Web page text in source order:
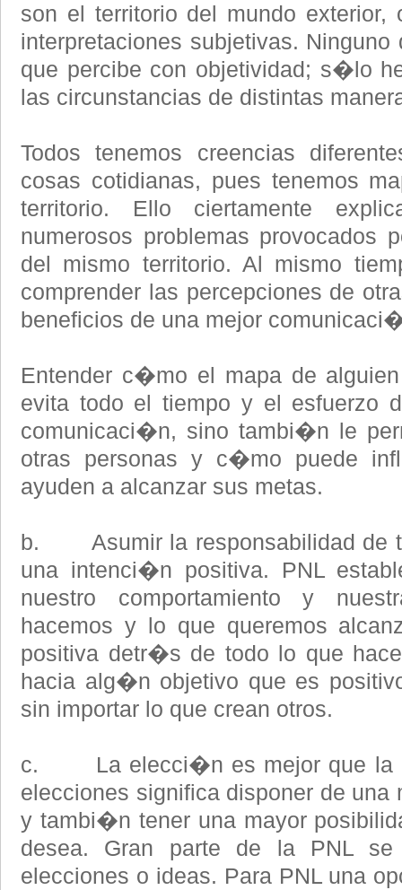
son el territorio del mundo
interpretaciones subjetivas.
que percibe con objetividad; s�lo
las circunstancias de distintas
Todos tenemos creencias
cosas cotidianas, pues tenemos
territorio. Ello ciertamente
numerosos problemas provocados
del mismo territorio. Al mismo
comprender las percepciones de
beneficios de una mejor
Entender c�mo el mapa de
evita todo el tiempo y el esfuerzo
comunicaci�n, sino tambi�n le
otras personas y c�mo puede
ayuden a alcanzar sus metas.
b. Asumir la responsabilidad de
una intenci�n positiva. PNL
nuestro comportamiento y
hacemos y lo que queremos
positiva detr�s de todo lo que
hacia alg�n objetivo que es
sin importar lo que crean otros.
c. La elecci�n es mejor que la
elecciones significa disponer de una
y tambi�n tener una mayor
desea. Gran parte de la PNL
elecciones o ideas. Para PNL una